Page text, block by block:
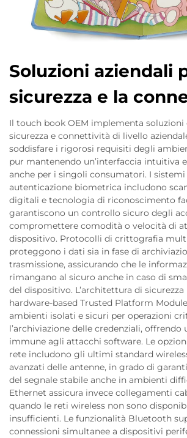
Soluzioni aziendali
sicurezza e la
Il touch book OEM implementa
sicurezza e connettività di livello
soddisfare i rigorosi requisiti degli
pur mantenendo un’interfaccia intuitiva
anche per i singoli consumatori. I sistemi
autenticazione biometrica includono
digitali e tecnologia di riconoscimento
garantiscono un controllo sicuro degli
compromettere comodità o velocità di
dispositivo. Protocolli di crittografia
proteggono i dati sia in fase di
trasmissione, assicurando che le
rimangano al sicuro anche in caso di
del dispositivo. L’architettura di
hardware-based Trusted Platform
ambienti isolati e sicuri per operazioni
l’archiviazione delle credenziali, offrendo
immune agli attacchi software. Le
rete includono gli ultimi standard
avanzati delle antenne, in grado di
del segnale stabile anche in ambienti
Ethernet assicura invece collegamenti
quando le reti wireless non sono
insufficienti. Le funzionalità Bluetooth
connessioni simultanee a dispositivi